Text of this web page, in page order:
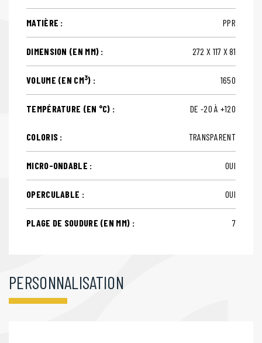
MATIÈRE : PPR
DIMENSION (EN MM) : 272 X 117 X 81
VOLUME (EN CM3) : 1650
TEMPÉRATURE (EN °C) : DE -20 À +120
COLORIS : TRANSPARENT
MICRO-ONDABLE : OUI
OPERCULABLE : OUI
PLAGE DE SOUDURE (EN MM) : 7
PERSONNALISATION